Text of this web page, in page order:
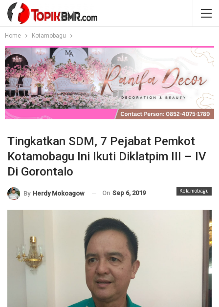
Home Kotamobagu
Tingkatkan SDM, 7 Pejabat Pemkot
Kotamobagu Ini Ikuti Diklatpim III – IV
Di Gorontalo
Kotamobagu
By Herdy Mokoagow On Sep 6, 2019